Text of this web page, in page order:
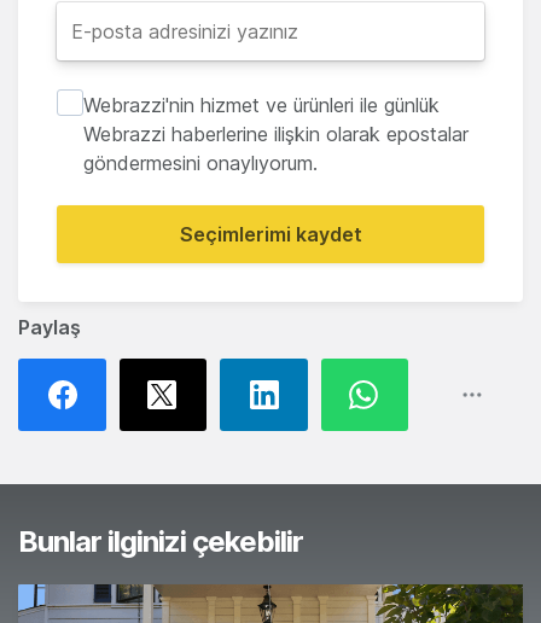
Paylaş
Webrazzi'nin hizmet ve ürünleri ile günlük
Webrazzi haberlerine ilişkin olarak epostalar
göndermesini onaylıyorum.
Seçimlerimi kaydet
Bunlar ilginizi çekebilir